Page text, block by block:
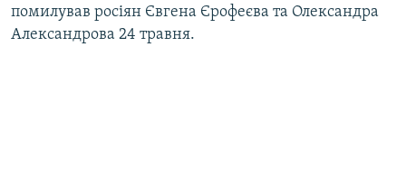
помилував росіян Євгена Єрофеєва та Олександра
Александрова 24 травня.